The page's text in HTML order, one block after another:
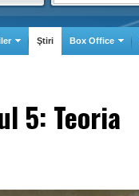
Ştiri Box Office
5: Teoria